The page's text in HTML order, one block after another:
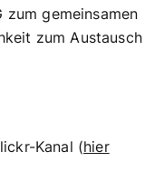
zum gemeinsamen
zum Austausch
Kanal (hier